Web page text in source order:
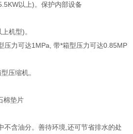
以上)。保护内部设备
上机型)。
压力可达1MPa,带*箱型压力可达0.85MP
压缩机。
棉垫片
不含油分。善待环境,还可节省排水的处